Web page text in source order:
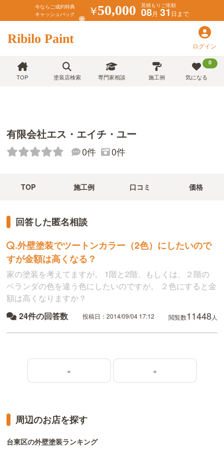
今ならご成約特典
キャッシュバック
￥50,000 見積もりご依頼
08月 31日まで
Ribilo Paint ログイン
TOP 塗装店検索 専門家相談 施工例
0
気になる
有限会社エス・エイチ・ユー
0件 0件
TOP 施工例 口コミ 価格
回答した匿名相談
.外壁塗装でツートンカラー（2色）にしたいので
すが金額は高くなる？
家の塗装を考えてますが。 1階と2階、もしくは、２階の
ベランダの色を違う色にしたいのですが。 ２色にすると金
額は高くなりますか？
24件の回答数 投稿日：2014/09/04 17:12 閲覧数11448人
« »
周辺のお店を探す
台東区の外壁塗装ランキング